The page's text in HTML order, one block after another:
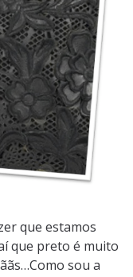
que estamos
que preto é muito
sou a